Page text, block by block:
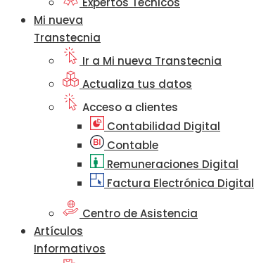
Mi nueva
Transtecnia
Ir a Mi nueva Transtecnia
Actualiza tus datos
Acceso a clientes
Contabilidad Digital
Contable
Remuneraciones Digital
Factura Electrónica Digital
Centro de Asistencia
Artículos
Informativos